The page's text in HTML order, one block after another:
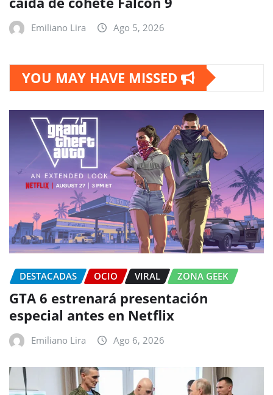
Emiliano Lira Ago 5, 2026
YOU MAY HAVE MISSED
DESTACADAS OCIO VIRAL ZONA GEEK
GTA 6 estrenará presentación
especial antes en Netflix
Emiliano Lira Ago 6, 2026